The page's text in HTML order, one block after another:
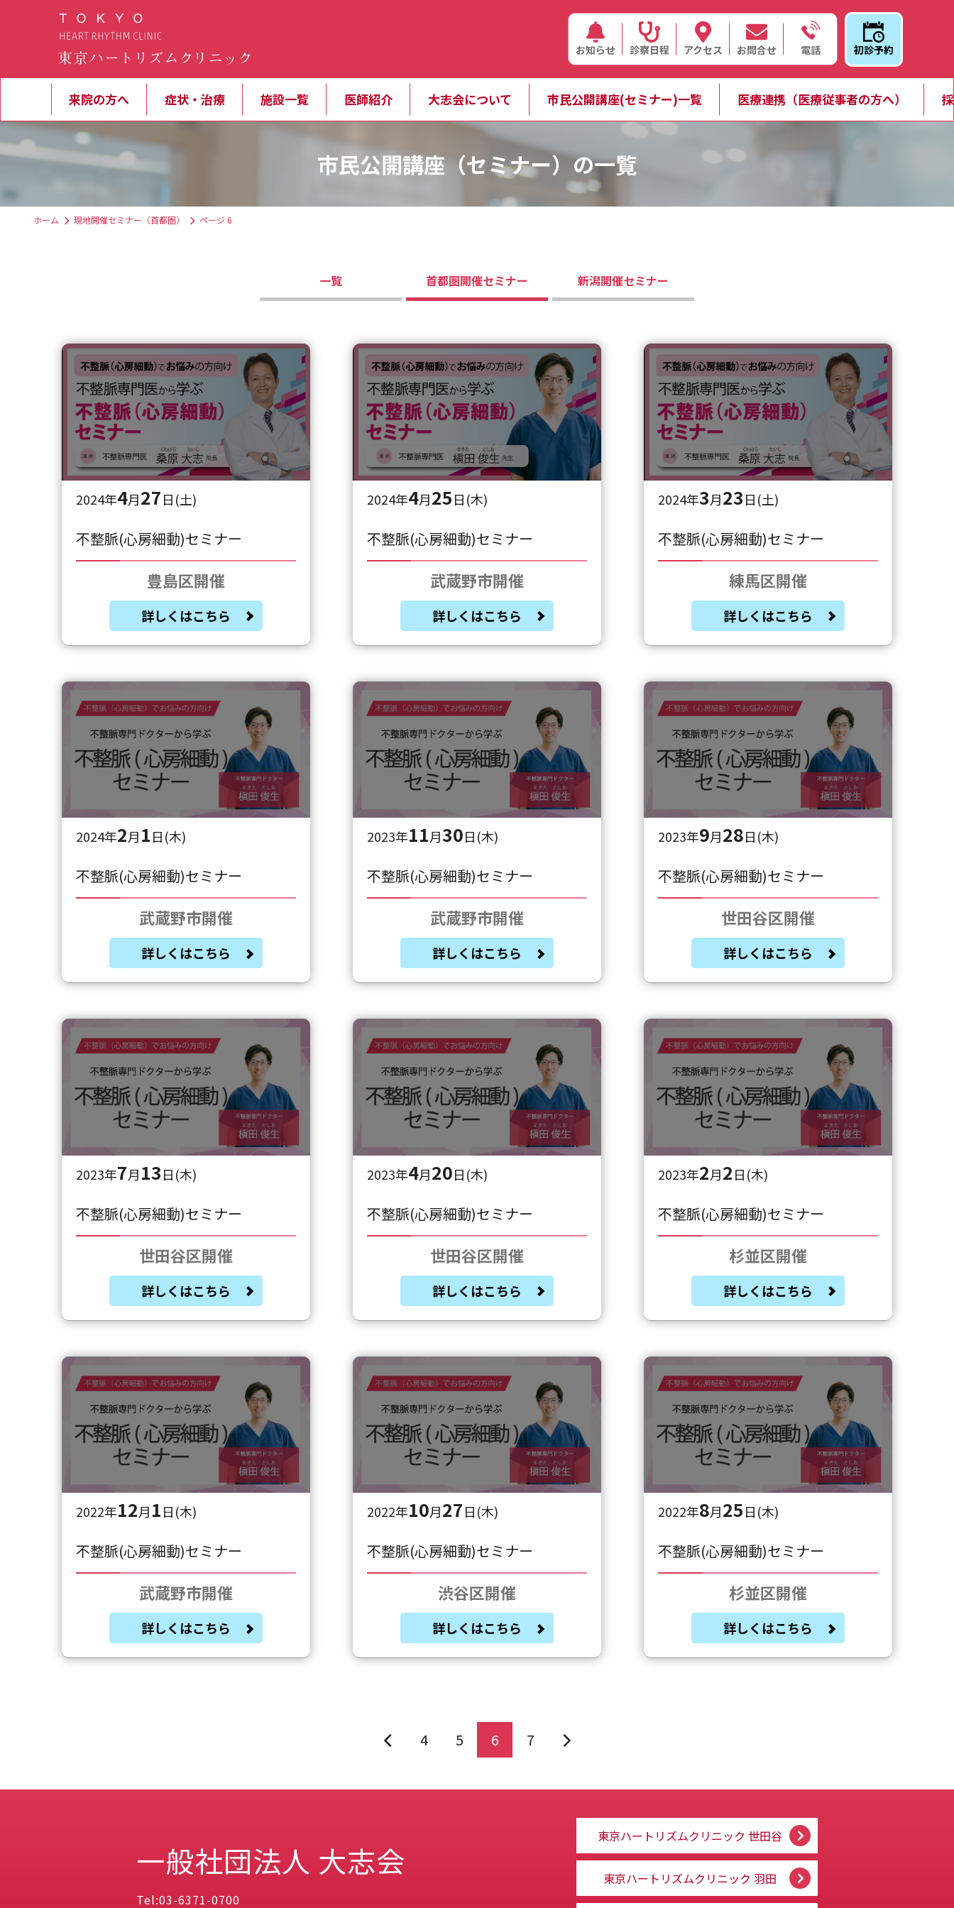
初診予約
お知らせ 診察日程 アクセス お問合せ 電話
来院の方へ 症状・治療 施設一覧 医師紹介 大志会について 市民公開講座(セミナー)一覧 医療連携（医療従事者の方へ）
市民公開講座（セミナー）の一覧
ホーム 現地開催セミナー（首都圏） ページ 6
一覧 首都圏開催セミナー 新潟開催セミナー
2024年4月27日(土)
不整脈(心房細動)セミナー
豊島区開催
詳しくはこちら
2024年4月25日(木)
不整脈(心房細動)セミナー
武蔵野市開催
詳しくはこちら
2024年3月23日(土)
不整脈(心房細動)セミナー
練馬区開催
詳しくはこちら
2024年2月1日(木)
不整脈(心房細動)セミナー
武蔵野市開催
詳しくはこちら
2023年11月30日(木)
不整脈(心房細動)セミナー
武蔵野市開催
詳しくはこちら
2023年9月28日(木)
不整脈(心房細動)セミナー
世田谷区開催
詳しくはこちら
2023年7月13日(木)
不整脈(心房細動)セミナー
世田谷区開催
詳しくはこちら
2023年4月20日(木)
不整脈(心房細動)セミナー
世田谷区開催
詳しくはこちら
2023年2月2日(木)
不整脈(心房細動)セミナー
杉並区開催
詳しくはこちら
2022年12月1日(木)
不整脈(心房細動)セミナー
武蔵野市開催
詳しくはこちら
2022年10月27日(木)
不整脈(心房細動)セミナー
渋谷区開催
詳しくはこちら
2022年8月25日(木)
不整脈(心房細動)セミナー
杉並区開催
詳しくはこちら
4 5 6 7
一般社団法人 大志会
Tel:03-6371-0700
東京ハートリズムクリニック 世田谷
東京ハートリズムクリニック 羽田